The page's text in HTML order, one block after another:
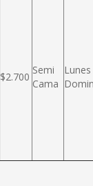
$2.700
Semi
Cama
Lunes